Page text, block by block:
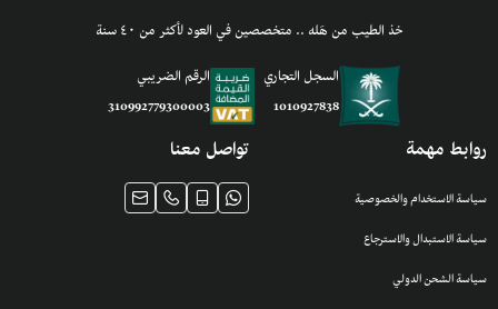
خذ الطيب من هَله .. متخصصين في العود لأكثر من ٤٠ سنة
السجل التجاري
1010927838
الرقم الضريبي
310992779300003
روابط مهمة
سياسة الاستخدام والخصوصية
سياسة الاستبدال والاسترجاع
سياسة الشحن الدولي
تواصل معنا